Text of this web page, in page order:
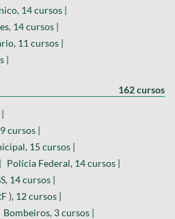
14 cursos |
14 cursos |
11 cursos |
|
162 cursos
cursos |
15 cursos |
Polícia Federal, 14 cursos |
14 cursos |
), 12 cursos |
Bombeiros, 3 cursos |